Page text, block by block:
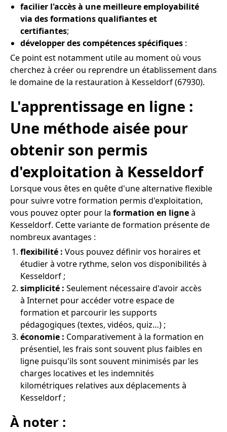
facilier l'accès à une meilleure employabilité
via des formations qualifiantes et
certifiantes;
développer des compétences spécifiques :
Ce point est notamment utile au moment où vous
cherchez à créer ou reprendre un établissement dans
le domaine de la restauration à Kesseldorf (67930).
L'apprentissage en ligne :
Une méthode aisée pour
obtenir son permis
d'exploitation à Kesseldorf
Lorsque vous êtes en quête d'une alternative flexible
pour suivre votre formation permis d'exploitation,
vous pouvez opter pour la formation en ligneà
Kesseldorf. Cette variante de formation présente de
nombreux avantages :
flexibilité : Vous pouvez définir vos horaires et
étudier à votre rythme, selon vos disponibilités à
Kesseldorf ;
simplicité : Seulement nécessaire d'avoir accès
à Internet pour accéder votre espace de
formation et parcourir les supports
pédagogiques (textes, vidéos, quiz…) ;
économie : Comparativement à la formation en
présentiel, les frais sont souvent plus faibles en
ligne puisqu'ils sont souvent minimisés par les
charges locatives et les indemnités
kilométriques relatives aux déplacements à
Kesseldorf ;
À noter :